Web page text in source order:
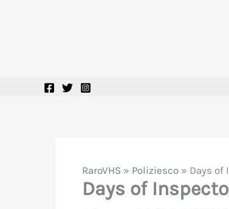
RaroVHS » Poliziesco» Days of
Days of